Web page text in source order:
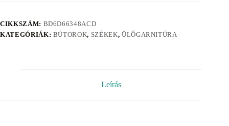
CIKKSZÁM: BD6D66348ACD
KATEGÓRIÁK: BÚTOROK, SZÉKEK, ÜLŐGARNITÚRA
Leírás